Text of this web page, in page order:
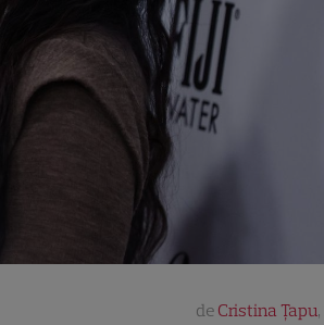
de Cristina Țapu,